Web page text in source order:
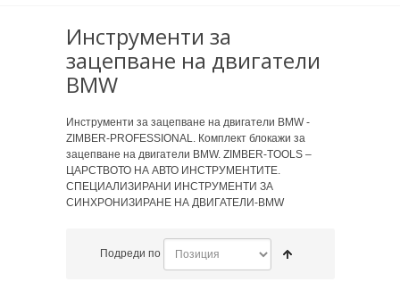
Инструменти за
зацепване на двигатели
BMW
Инструменти за зацепване на двигатели BMW -
ZIMBER-PROFESSIONAL. Комплект блокажи за
зацепване на двигатели BMW. ZIMBER-TOOLS –
ЦАРСТВОТО НА АВТО ИНСТРУМЕНТИТЕ.
СПЕЦИАЛИЗИРАНИ ИНСТРУМЕНТИ ЗА
СИНХРОНИЗИРАНЕ НА ДВИГАТЕЛИ-BMW
Подреди по